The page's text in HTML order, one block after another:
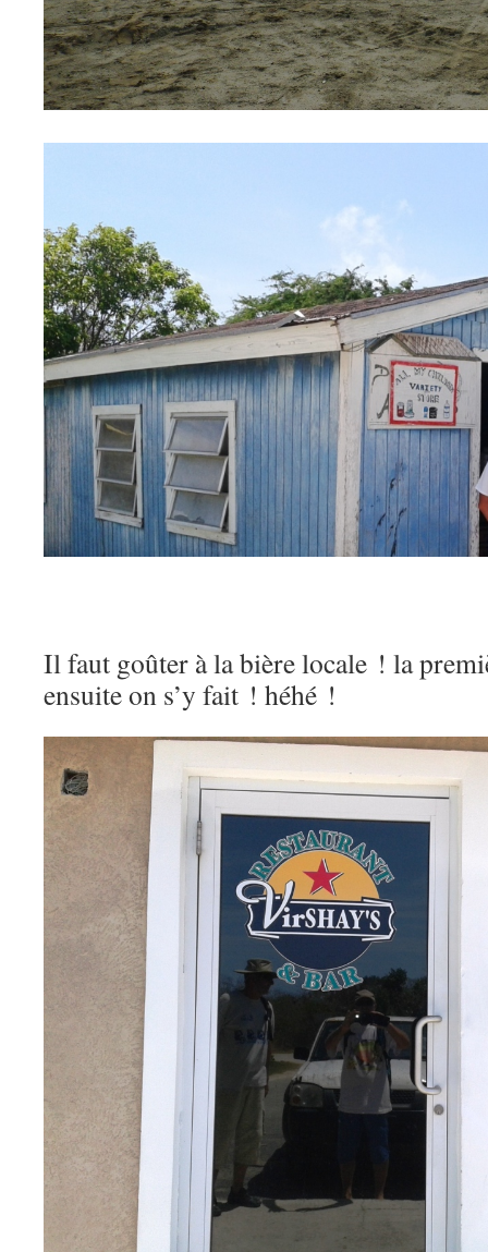
Il faut goûter à la bière locale ! la
ensuite on s’y fait ! héhé !